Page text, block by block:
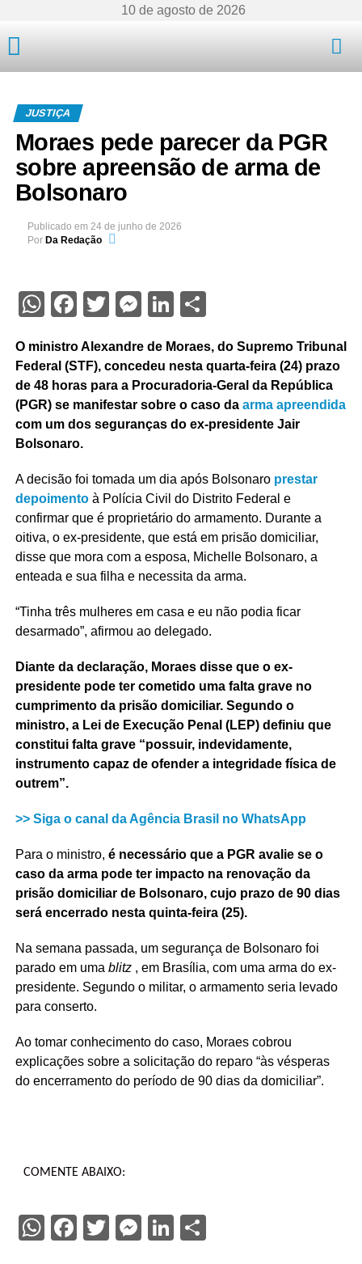
10 de agosto de 2026
JUSTIÇA
Moraes pede parecer da PGR
sobre apreensão de arma de
Bolsonaro
Publicado em 24 de junho de 2026
Por Da Redação
WhatsApp
Facebook
Twitter
Messenger
LinkedIn
Share
O ministro Alexandre de Moraes, do Supremo Tribunal
Federal (STF), concedeu nesta quarta-feira (24) prazo
de 48 horas para a Procuradoria-Geral da República
(PGR) se manifestar sobre o caso da arma apreendida
com um dos seguranças do ex-presidente Jair
Bolsonaro.
A decisão foi tomada um dia após Bolsonaro prestar
depoimentoà Polícia Civil do Distrito Federal e
confirmar que é proprietário do armamento. Durante a
oitiva, o ex-presidente, que está em prisão domiciliar,
disse que mora com a esposa, Michelle Bolsonaro, a
enteada e sua filha e necessita da arma.
“Tinha três mulheres em casa e eu não podia ficar
desarmado”, afirmou ao delegado.
Diante da declaração, Moraes disse que o ex-
presidente pode ter cometido uma falta grave no
cumprimento da prisão domiciliar. Segundo o
ministro, a Lei de Execução Penal (LEP) definiu que
constitui falta grave “possuir, indevidamente,
instrumento capaz de ofender a integridade física de
outrem”.
>> Siga o canal da Agência Brasil no WhatsApp
Para o ministro, é necessário que a PGR avalie se o
caso da arma pode ter impacto na renovação da
prisão domiciliar de Bolsonaro, cujo prazo de 90 dias
será encerrado nesta quinta-feira (25).
Na semana passada, um segurança de Bolsonaro foi
parado em uma blitz, em Brasília, com uma arma do ex-
presidente. Segundo o militar, o armamento seria levado
para conserto.
Ao tomar conhecimento do caso, Moraes cobrou
explicações sobre a solicitação do reparo “às vésperas
do encerramento do período de 90 dias da domiciliar”.
COMENTE ABAIXO:
WhatsApp
Facebook
Twitter
Messenger
LinkedIn
Share